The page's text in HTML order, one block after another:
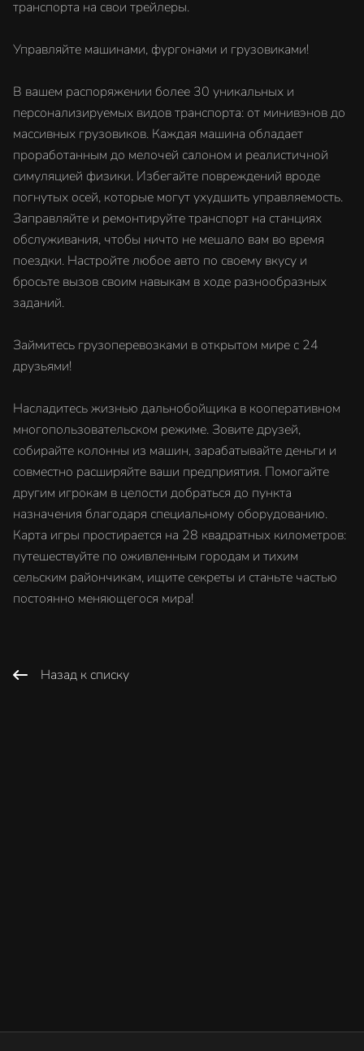
транспорта на свои трейлеры.
Управляйте машинами, фургонами и грузовиками!
В вашем распоряжении более 30 уникальных и
персонализируемых видов транспорта: от минивэнов до
массивных грузовиков. Каждая машина обладает
проработанным до мелочей салоном и реалистичной
симуляцией физики. Избегайте повреждений вроде
погнутых осей, которые могут ухудшить управляемость.
Заправляйте и ремонтируйте транспорт на станциях
обслуживания, чтобы ничто не мешало вам во время
поездки. Настройте любое авто по своему вкусу и
бросьте вызов своим навыкам в ходе разнообразных
заданий.
Займитесь грузоперевозками в открытом мире с 24
друзьями!
Насладитесь жизнью дальнобойщика в кооперативном
многопользовательском режиме. Зовите друзей,
собирайте колонны из машин, зарабатывайте деньги и
совместно расширяйте ваши предприятия. Помогайте
другим игрокам в целости добраться до пункта
назначения благодаря специальному оборудованию.
Карта игры простирается на 28 квадратных километров:
путешествуйте по оживленным городам и тихим
сельским райончикам, ищите секреты и станьте частью
постоянно меняющегося мира!
Назад к списку